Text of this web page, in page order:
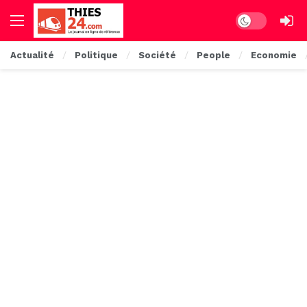
Dark mode
Actualité Politique Société People Economie